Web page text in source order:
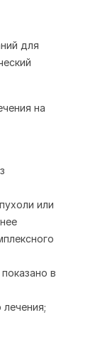
для
на
или
в
лечения;